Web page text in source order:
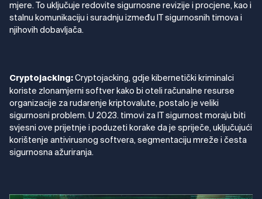
mjere. To uključuje redovite sigurnosne revizije i procjene, kao i
stalnu komunikaciju i suradnju između IT sigurnosnih timova i
njihovih dobavljača.
Cryptojacking: Cryptojacking, gdje kibernetički kriminalci
koriste zlonamjerni softver kako bi oteli računalne resurse
organizacije za rudarenje kriptovalute, postalo je veliki
sigurnosni problem. U 2023. timovi za IT sigurnost moraju biti
svjesni ove prijetnje i poduzeti korake da je spriječe, uključujući
korištenje antivirusnog softvera, segmentaciju mreže i česta
sigurnosna ažuriranja.